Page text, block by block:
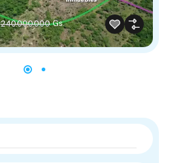
240.000.000 Gs.